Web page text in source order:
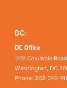
DC:
DC Office
1401 Columbia
Washington, DC
Phone: 202-540-